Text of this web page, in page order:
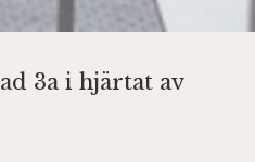
3a i hjärtat av